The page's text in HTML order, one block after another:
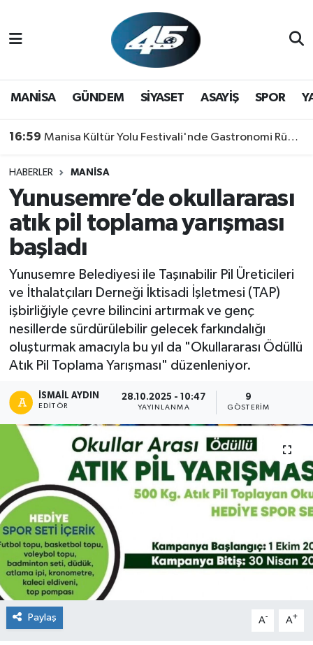
MANİSA GÜNDEM SİYASET ASAYİŞ SPOR
16:59 Manisa Kültür Yolu Festivali'nde Gastronomi Rüzgarı: Lezzetin Yıldızı "Manisa Kebabı" Oldu!
HABERLER MANİSA
Yunusemre’de okullararası
atık pil toplama yarışması
başladı
Yunusemre Belediyesi ile Taşınabilir Pil Üreticileri
ve İthalatçıları Derneği İktisadi İşletmesi (TAP)
işbirliğiyle çevre bilincini artırmak ve genç
nesillerde sürdürülebilir gelecek farkındalığı
oluşturmak amacıyla bu yıl da "Okullararası Ödüllü
Atık Pil Toplama Yarışması" düzenleniyor.
İSMAIL AYDIN
EDITÖR
28.10.2025 - 10:47
YAYINLANMA
9
GÖSTERIM
Paylaş A- A+
GÜNDEM
SPOR
YAŞAM
RESMİ REKLAM
Hava Durumu
Trafik Durumu
Son Dakika Haberleri
Haber Arşivi